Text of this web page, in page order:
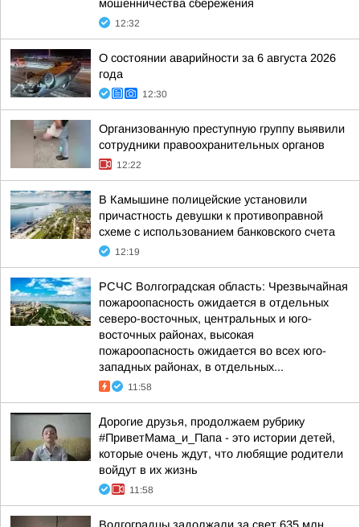
мошенничества сбережения
12:32
О состоянии аварийности за 6 августа 2026
года
12:30
Организованную преступную группу выявили
сотрудники правоохранительных органов
12:22
В Камышине полицейские установили
причастность девушки к противоправной
схеме с использованием банковского счета
12:19
РСЧС Волгоградская область: Чрезвычайная
пожароопасность ожидается в отдельных
северо-восточных, центральных и юго-
восточных районах, высокая
пожароопасность ожидается во всех юго-
западных районах, в отдельных...
11:58
Дорогие друзья, продолжаем рубрику
#ПриветМама_и_Папа - это истории детей,
которые очень ждут, что любящие родители
войдут в их жизнь
11:58